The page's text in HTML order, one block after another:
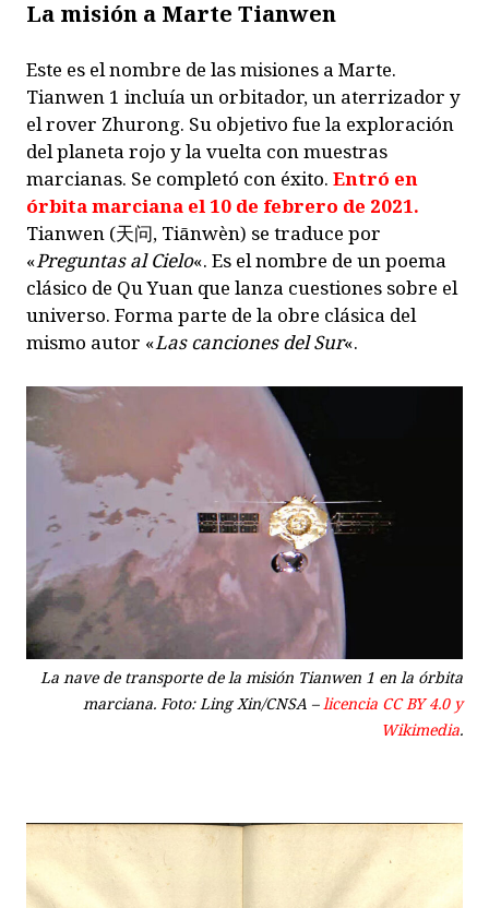
La misión a Marte Tianwen
Este es el nombre de las misiones a Marte.
Tianwen 1 incluía un orbitador, un aterrizador y
el rover Zhurong. Su objetivo fue la exploración
del planeta rojo y la vuelta con muestras
marcianas. Se completó con éxito. Entró en
órbita marciana el 10 de febrero de 2021.
Tianwen (天问, Tiānwèn) se traduce por
«Preguntas al Cielo«. Es el nombre de un poema
clásico de Qu Yuan que lanza cuestiones sobre el
universo. Forma parte de la obre clásica del
mismo autor «Las canciones del Sur«.
La nave de transporte de la misión Tianwen 1 en la órbita
marciana. Foto: Ling Xin/CNSA –licencia CC BY 4.0 y
Wikimedia.